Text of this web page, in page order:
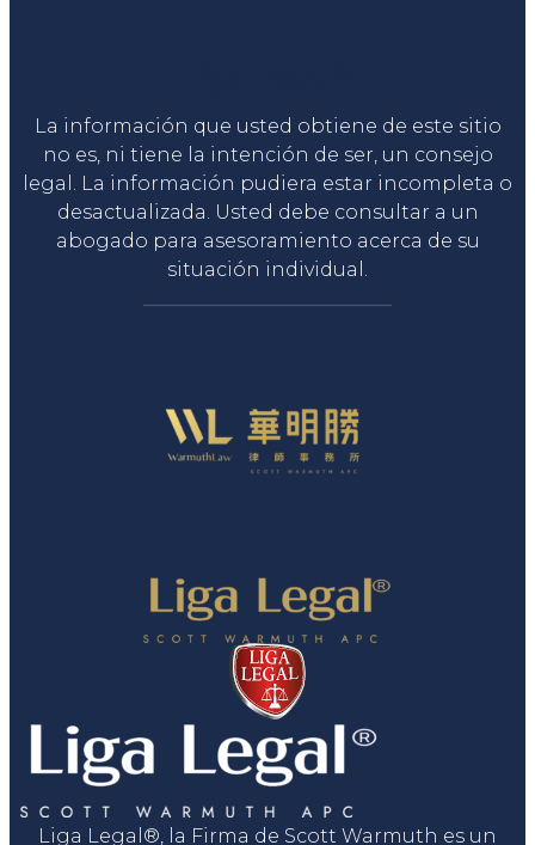
La información que usted obtiene de este sitio
no es, ni tiene la intención de ser, un consejo
legal. La información pudiera estar incompleta o
desactualizada. Usted debe consultar a un
abogado para asesoramiento acerca de su
situación individual.
Liga Legal®, la Firma de Scott Warmuth es un